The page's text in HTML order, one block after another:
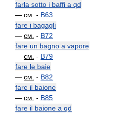
farla sotto i baffi a qd
— см. - B63
fare i bagagli
— см. - B72
fare un bagno a vapore
— см. - B79
fare le baie
— см. - B82
fare il baione
— см. - B85
fare il baione a qd